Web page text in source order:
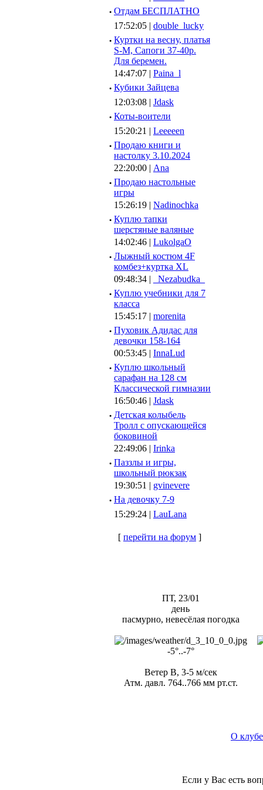
· Отдам БЕСПЛАТНО
17:52:05 | double_lucky
· Куртки на весну, платья
S-M, Сапоги 37-40р.
Для беремен.
14:47:07 | Paina_l
· Кубики Зайцева
12:03:08 | Jdask
· Коты-воители
15:20:21 | Leeeeen
· Продаю книги и
настолку 3.10.2024
22:20:00 | Ana
· Продаю настольные
игры
15:26:19 | Nadinochka
· Куплю тапки
шерстяные валяные
14:02:46 | LukolgaO
· Лыжный костюм 4F
комбез+куртка XL
09:48:34 |
_Nezabudka_
· Куплю учебники для 7
класса
15:45:17 | morenita
· Пуховик Адидас для
девочки 158-164
00:53:45 | InnaLud
· Куплю школьный
сарафан на 128 см
Классической гимназии
16:50:46 | Jdask
· Детская колыбель
Тролл с опускающейся
боковиной
22:49:06 | Irinka
· Паззлы и игры,
школьный рюкзак
19:30:51 | gvinevere
· Hа девочку 7-9
15:29:24 | LauLana
[ перейти на форум ]
ПТ, 23/01
день
пасмурно, невесёлая погодка
-5°..-7°
Ветер В, 3-5 м/сек
Атм. давл. 764..766 мм рт.ст.
О клубе
Если у Вас есть